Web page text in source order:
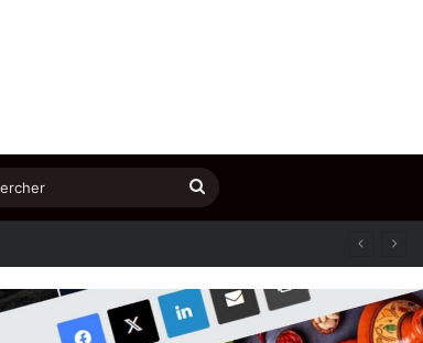
Rechercher